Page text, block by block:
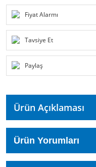
Fiyat Alarmı
Tavsiye Et
Paylaş
Ürün Açıklaması
Ürün Yorumları